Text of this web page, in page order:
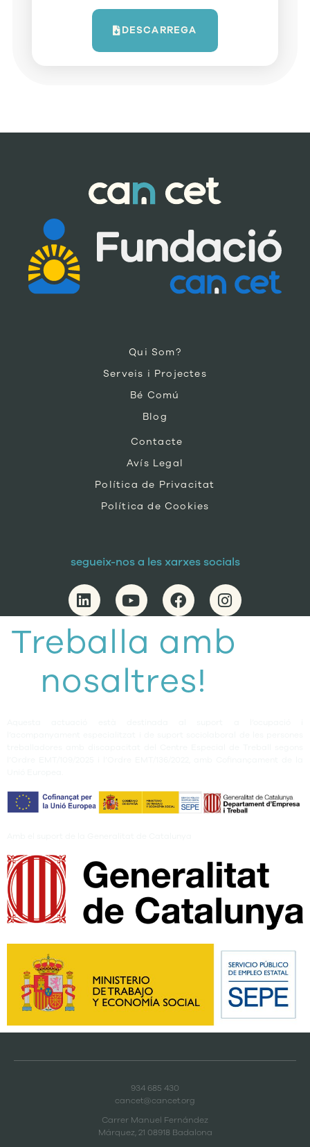
DESCARREGA
Qui Som?
Serveis i Projectes
Bé Comú
Blog
Contacte
Avís Legal
Política de Privacitat
Política de Cookies
segueix-nos a les xarxes socials
Treballa amb
nosaltres!
Carrer Manuel Fernández
Márquez, 21 08918 Badalona
934 685 430
cancet@cancet.org